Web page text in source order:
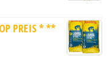
PREIS * **